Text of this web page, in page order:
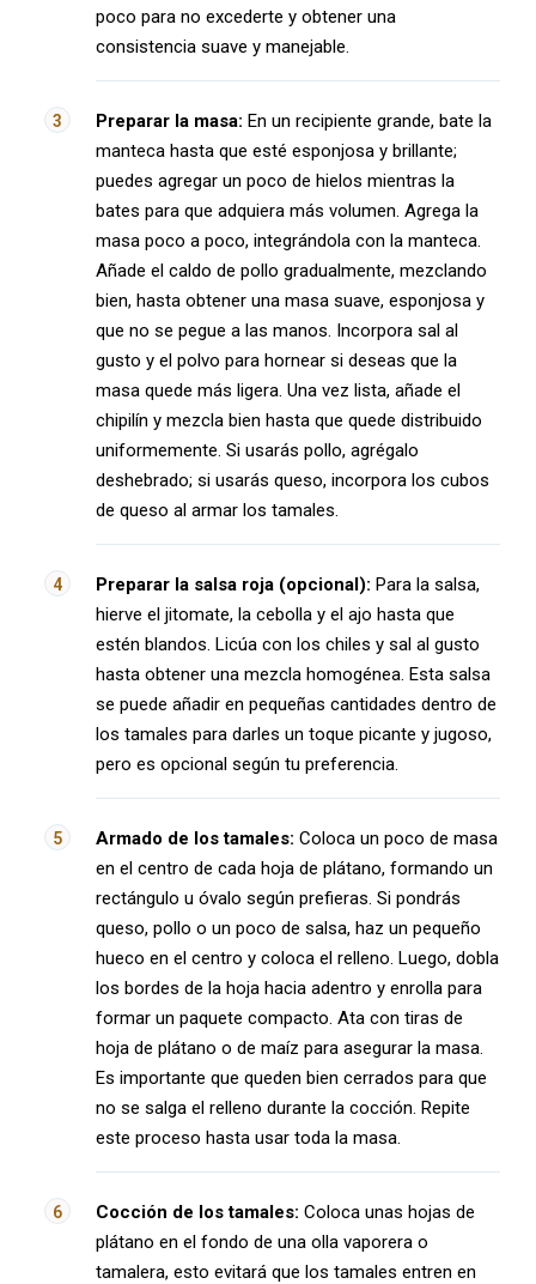
poco para no excederte y obtener una
consistencia suave y manejable.
Preparar la masa: En un recipiente grande, bate la
manteca hasta que esté esponjosa y brillante;
puedes agregar un poco de hielos mientras la
bates para que adquiera más volumen. Agrega la
masa poco a poco, integrándola con la manteca.
Añade el caldo de pollo gradualmente, mezclando
bien, hasta obtener una masa suave, esponjosa y
que no se pegue a las manos. Incorpora sal al
gusto y el polvo para hornear si deseas que la
masa quede más ligera. Una vez lista, añade el
chipilín y mezcla bien hasta que quede distribuido
uniformemente. Si usarás pollo, agrégalo
deshebrado; si usarás queso, incorpora los cubos
de queso al armar los tamales.
Preparar la salsa roja (opcional): Para la salsa,
hierve el jitomate, la cebolla y el ajo hasta que
estén blandos. Licúa con los chiles y sal al gusto
hasta obtener una mezcla homogénea. Esta salsa
se puede añadir en pequeñas cantidades dentro de
los tamales para darles un toque picante y jugoso,
pero es opcional según tu preferencia.
Armado de los tamales: Coloca un poco de masa
en el centro de cada hoja de plátano, formando un
rectángulo u óvalo según prefieras. Si pondrás
queso, pollo o un poco de salsa, haz un pequeño
hueco en el centro y coloca el relleno. Luego, dobla
los bordes de la hoja hacia adentro y enrolla para
formar un paquete compacto. Ata con tiras de
hoja de plátano o de maíz para asegurar la masa.
Es importante que queden bien cerrados para que
no se salga el relleno durante la cocción. Repite
este proceso hasta usar toda la masa.
Cocción de los tamales: Coloca unas hojas de
plátano en el fondo de una olla vaporera o
tamalera, esto evitará que los tamales entren en